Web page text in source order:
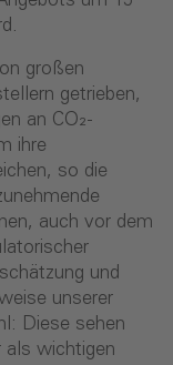
großen
getrieben,
an CO₂-
ihre
so die
auch vor dem
und
unserer
Diese sehen
als wichtigen